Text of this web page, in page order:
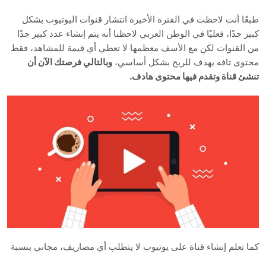
طبعًا أنت لاحظت في الفترة الأخيرة انتشار قنوات اليوتيوب بشكل
كبير جدًا، فعليًا في الوطن العربي لاحظنا أنه يتم إنشاء عدد كبير جدًا
من القنوات لكن مع الأسف معظمها لا تعطي أي قيمة للمشاهد، فقط
محتوى تافه يهدف للربح بشكل أساسي، وبالتالي فرصتك الآن أن
تنشئ قناة وتقدم فيها محتوى هادف.
كما تعلم إنشاء قناة على يوتيوب لا يتطلب أي مصاريف، مجاني بنسبة